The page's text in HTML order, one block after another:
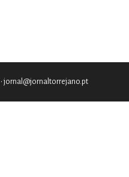
• jornal@jornaltorrejano.pt